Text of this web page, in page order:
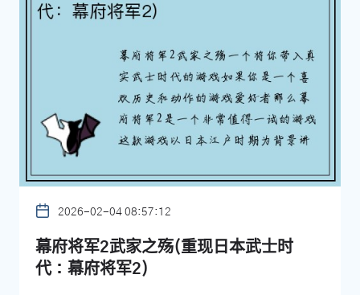
2026-02-04 08:57:12
幕府将军2武家之殇(重现日本武士时
代：幕府将军2)